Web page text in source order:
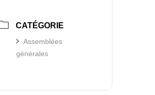
CATÉGORIE
Assemblées
générales